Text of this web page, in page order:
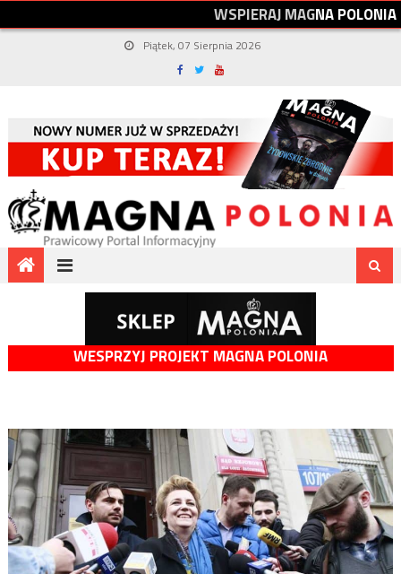
WSPIERAJMAGNAPOLONIA
Piątek, 07 Sierpnia 2026
WESPRZYJ PROJEKT MAGNA POLONIA